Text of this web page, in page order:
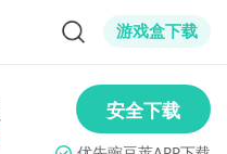
游戏盒下载